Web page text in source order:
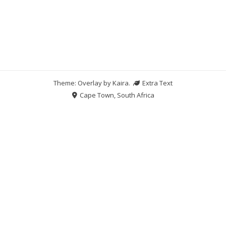
Theme: Overlay byKaira.
Extra Text
Cape Town, South Africa